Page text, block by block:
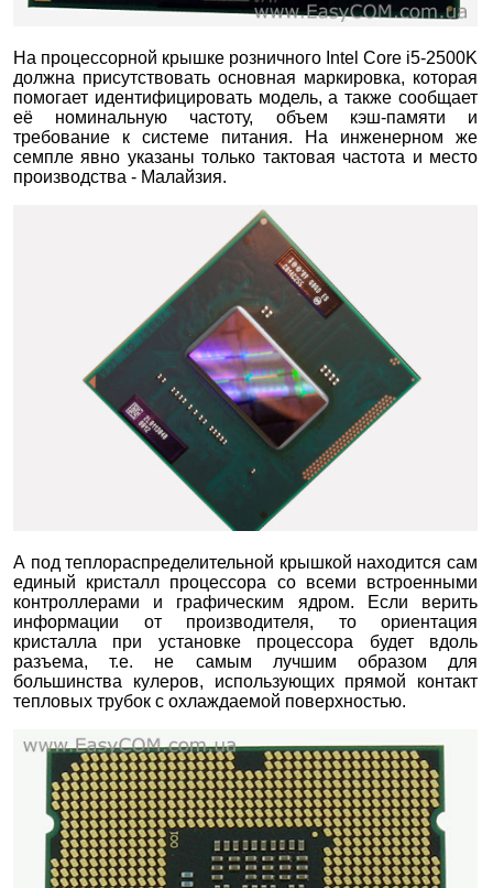
На процессорной крышке розничного Intel Core i5-2500K
должна присутствовать основная маркировка, которая
помогает идентифицировать модель, а также сообщает
её номинальную частоту, объем кэш-памяти и
требование к системе питания. На инженерном же
семпле явно указаны только тактовая частота и место
производства - Малайзия.
А под теплораспределительной крышкой находится сам
единый кристалл процессора со всеми встроенными
контроллерами и графическим ядром. Если верить
информации от производителя, то ориентация
кристалла при установке процессора будет вдоль
разъема, т.е. не самым лучшим образом для
большинства кулеров, использующих прямой контакт
тепловых трубок с охлаждаемой поверхностью.